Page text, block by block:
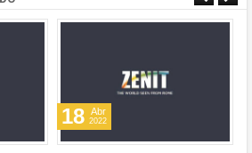
18 Abr
2022